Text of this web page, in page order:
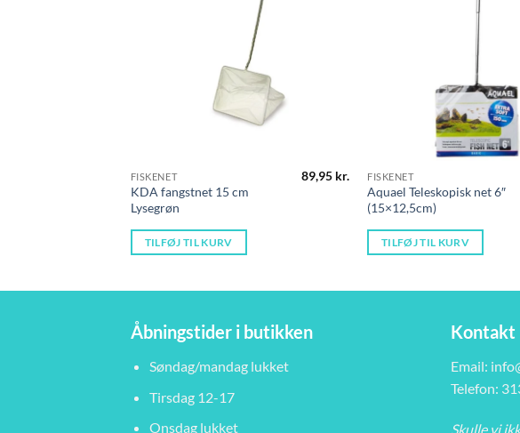
FISKENET
KDA fangstnet 15 cm
Lysegrøn
89,95 kr.
TILFØJ TIL KURV
FISKENET
Aquael Teleskopisk net 6″
(15×12,5cm)
TILFØJ TIL KURV
Åbningstider i butikken
Søndag/mandag lukket
Tirsdag 12-17
Onsdag lukket
Kontakt
Email:
Telefon:
Skulle vi